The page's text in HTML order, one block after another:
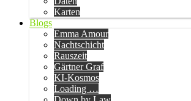
Karten
Blogs
Emma Amour
Nachtschicht
Rauszeit
Gärtner Graf
KI-Kosmos
Loading …